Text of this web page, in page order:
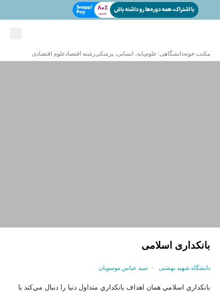
مکتب خونهدانشگاهی: علوم‌پایه، انسانی، پزشکیرشته اقتصادعلوم اقتصادی
بانکداری اسلامی
دانشگاه شهید بهشتی سید عباس موسویان
بانكداري اسلامي همان اهداف بانكداري متداول دنيا را دنبال مي‌كند با